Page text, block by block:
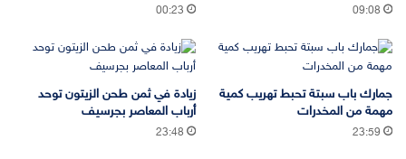
09:08
00:23
جمارك باب سبتة تحبط تهريب كمية
مهمة من المخدرات
23:59
زيادة في ثمن طحن الزيتون توحد
أرباب المعاصر بجرسيف
23:48